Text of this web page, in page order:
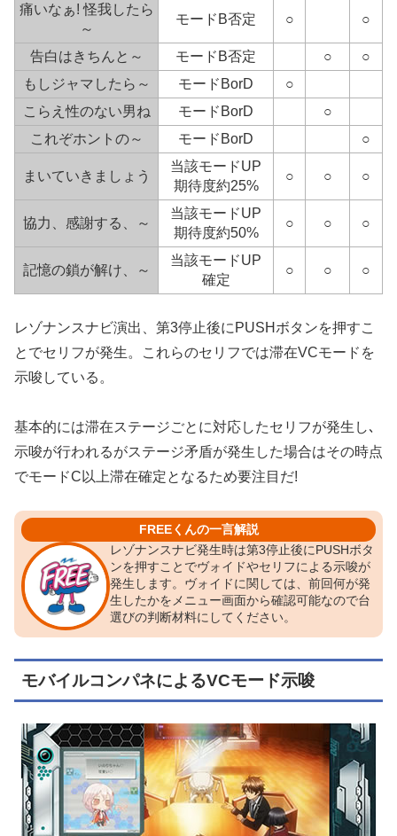
痛いなぁ! 怪我したら
～
モードB否定 ○ ○
告白はきちんと～ モードB否定 ○
○
もしジャマしたら～
モードBorD
○
こらえ性のない男ね
モードBorD
○
これぞホントの～
モードBorD ○
まいていきましょう
当該モードUP
期待度約25%
○ ○ ○
協力、感謝する、～
当該モードUP
期待度約50%
○ ○ ○
記憶の鎖が解け、～
当該モードUP
確定
○ ○ ○
レゾナンスナビ演出、第3停止後にPUSHボタンを押すこ
とでセリフが発生。これらのセリフでは滞在VCモードを
示唆している。
基本的には滞在ステージごとに対応したセリフが発生し､
示唆が行われるがステージ矛盾が発生した場合はその時点
でモードC以上滞在確定となるため要注目だ!
FREEくんの一言解説
レゾナンスナビ発生時は第3停止後にPUSHボタ
ンを押すことでヴォイドやセリフによる示唆が
発生します。ヴォイドに関しては、前回何が発
生したかをメニュー画面から確認可能なので台
選びの判断材料にしてください。
モバイルコンパネによるVCモード示唆